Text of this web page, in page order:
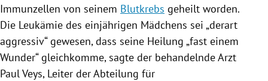
Untermenü
Immunzellen von seinem Blutkrebs geheilt worden.
Die Leukämie des einjährigen Mädchens sei „derart
aggressiv“ gewesen, dass seine Heilung „fast einem
Wunder“ gleichkomme, sagte der behandelnde Arzt
Paul Veys, Leiter der Abteilung für